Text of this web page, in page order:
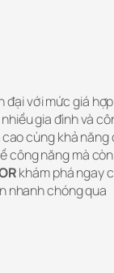
đại với mức giá
gia đình và
cùng khả năng
công năng mà
khám phá ngay
nhanh chóng qua